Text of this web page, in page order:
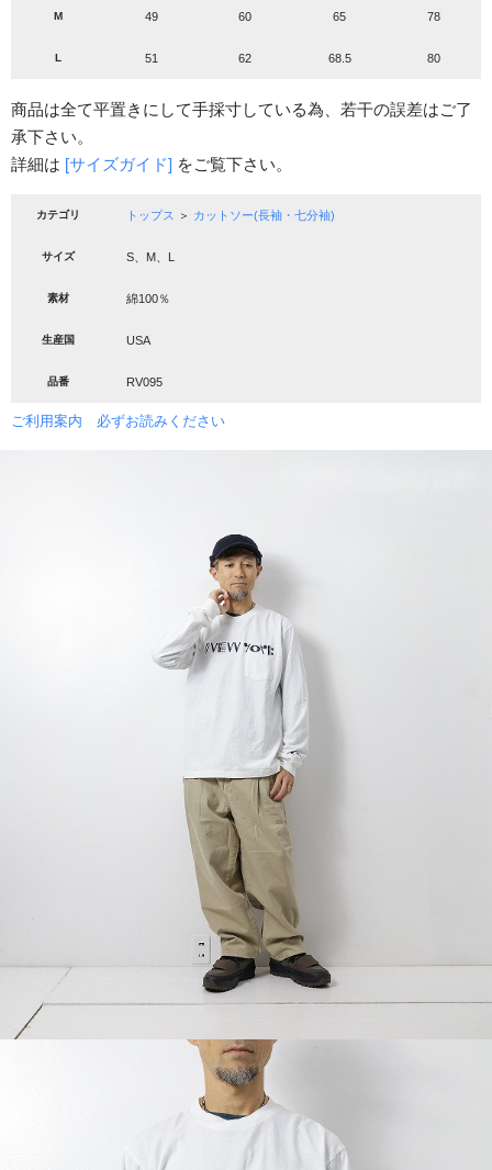
M 49 60 65 78
L 51 62 68.5 80
商品は全て平置きにして手採寸している為、若干の誤差はご了
承下さい。
詳細は [サイズガイド] をご覧下さい。
カテゴリ トップス ＞ カットソー(長袖・七分袖)
サイズ S、M、L
素材 綿100％
生産国 USA
品番 RV095
ご利用案内 必ずお読みください